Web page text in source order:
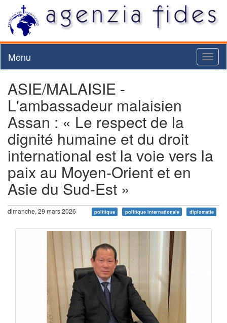
Menu
ASIE/MALAISIE -
L'ambassadeur malaisien
Assan : « Le respect de la
dignité humaine et du droit
international est la voie vers la
paix au Moyen-Orient et en
Asie du Sud-Est »
dimanche, 29 mars 2026 politique politique internationale diplomatie